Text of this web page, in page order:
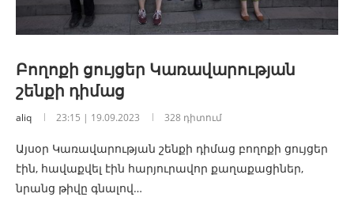
Բողոքի ցույցեր Կառավարության
շենքի դիմաց
aliq 23:15 | 19.09.2023 328 դիտում
Այսօր Կառավարության շենքի դիմաց բողոքի ցույցեր
էին, հավաքվել էին հարյուրավոր քաղաքացիներ,
նրանց թիվը գնալով…